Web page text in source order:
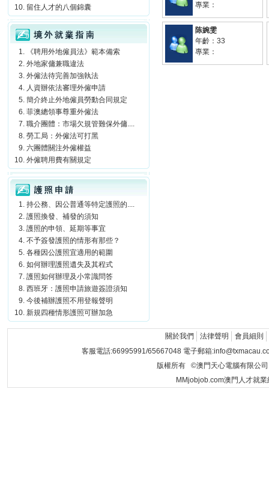
專業：
陈婉雯
年齡：33
專業：
留住人才的八個錦囊
境外就業指南
《聘用外地僱員法》範本備索
外地家傭兼職違法
外僱法待完善加強執法
人資辦依法審理外僱申請
簡介終止外地僱員勞動合同規定
菲澳總領事尊重外僱法
職介團體：市場欠規管難保外傭....
勞工局：外僱法可打黑
六團體關注外僱權益
外僱聘用費有關規定
護照申請
持公務、因公普通等特定護照的....
護照換發、補發的須知
護照的申領、延期等事宜
不予簽發護照的情形有那些？
各種因公護照宜適用的範圍
如何辦理護照遺失及其程式
護照如何辦理及小常識問答
西班牙：護照申請旅遊簽證須知
今後補辦護照不用登報聲明
新規四種情形護照可辦加急
關於我們 法律聲明
會員細則
客服電話:66995991/65667048 電子郵箱
版權所有 ©澳門天心電腦有限公
MMjobjob.com澳門人才就